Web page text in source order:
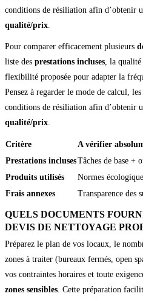
conditions de résiliation afin d’obtenir
qualité/prix.
Pour comparer efficacement plusieurs
liste des prestations incluses, la qualité
flexibilité proposée pour adapter la
Pensez à regarder le mode de calcul,
conditions de résiliation afin d’obtenir
qualité/prix.
Critère
A vérifier
Prestations inclusesTâches de base +
Produits utilisés
Normes
Frais annexes
Transparence des
QUELS DOCUMENTS
DEVIS DE NETTOYAGE
Préparez le plan de vos locaux, le
zones à traiter (bureaux fermés, open
vos contraintes horaires et toute
zones sensibles. Cette préparation